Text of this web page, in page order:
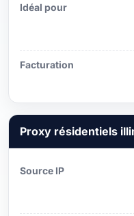
Idéal pour
Facturation
Proxy résidentiels
Source IP